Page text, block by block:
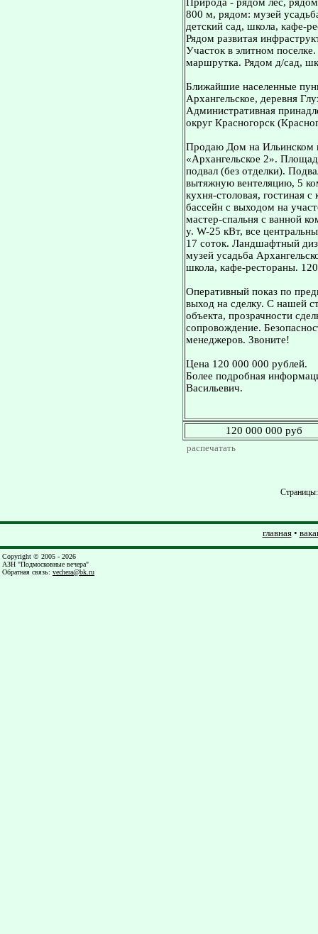
800 м, рядом: музей
детский сад, школа, кафе-
Рядом развитая
Участок в элитном
маршрутка. Рядом д/сад,
Ближайшие населенные
Архангельское, деревня
Административная
округ Красногорск
Продаю Дом на
«Архангельское 2».
подвал (без отделки).
вытяжную вентеляцию, 5
кухня-столовая, гостиная
бассейн с выходом на
мастер-спальня с ванной
у. W-25 кВт, все
17 соток. Ландшафтный
музей усадьба
школа, кафе-рестораны.
Оперативный показ по
выход на сделку. С нашей
объекта, прозрачности
сопровождение.
менеджеров. Звоните!
Цена 120 000 000 рублей.
Более подробная
Васильевич.
120 000 000 руб
распечатать
главная•
Copyright © 2005 - 2026
АЗН "Подмосковные вечера"
Обратная связь: vechera@bk.ru